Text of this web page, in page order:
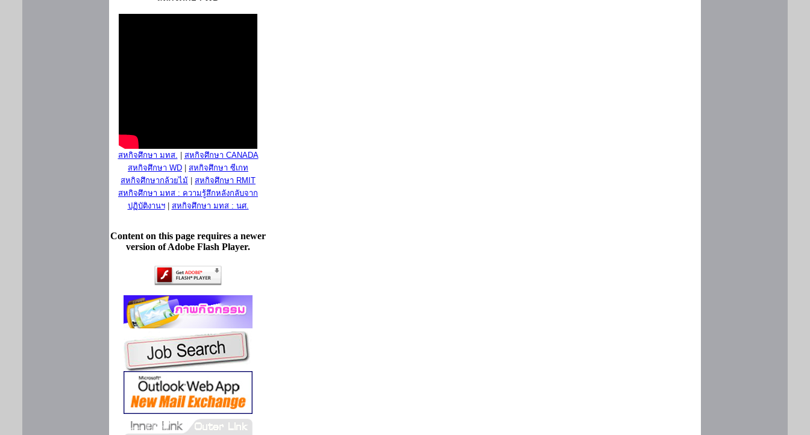
สหกิจศึกษา มทส.
สหกิจศึกษา CANADA
สหกิจศึกษา WD
สหกิจศึกษา ซีเกท
สหกิจศึกษากล้วยไม้
สหกิจศึกษา RMIT
สหกิจศึกษา มทส : ความรู้สึกหลังกลับจาก
ปฏิบัติงานฯ| สหกิจศึกษา มทส : นศ.
Content on this page requires a newer
version of Adobe Flash Player.